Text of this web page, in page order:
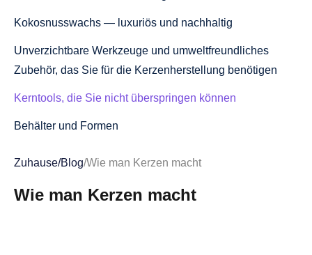
Kokosnusswachs — luxuriös und nachhaltig
Unverzichtbare Werkzeuge und umweltfreundliches
Zubehör, das Sie für die Kerzenherstellung benötigen
Kerntools, die Sie nicht überspringen können
Behälter und Formen
schmelzenden Wachs zum perfekten Abbrand
Zuhause/Blog/Wie man Kerzen macht
Wie man Kerzen macht